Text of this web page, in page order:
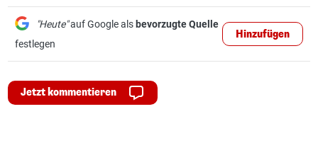
"Heute"auf Google als bevorzugte Quelle
festlegen
Hinzufügen
Jetzt kommentieren